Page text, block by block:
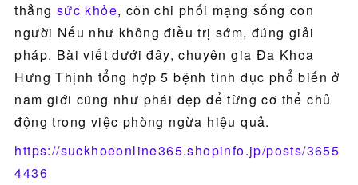
thẳng sức khỏe, còn chi phối mạng sống con
người Nếu như không điều trị sớm, đúng giải
pháp. Bài viết dưới đây, chuyên gia Đa Khoa
Hưng Thịnh tổng hợp 5 bệnh tình dục phổ biến ở
nam giới cũng như phái đẹp để từng cơ thể chủ
động trong việc phòng ngừa hiệu quả.
https://suckhoeonline365.shopinfo.jp/posts/3655
4436